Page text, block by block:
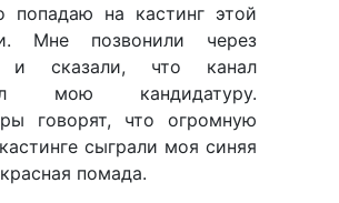
попадаю на кастинг этой
Мне позвонили через
и сказали, что канал
мою кандидатуру.
говорят, что огромную
сыграли моя синяя
помада.